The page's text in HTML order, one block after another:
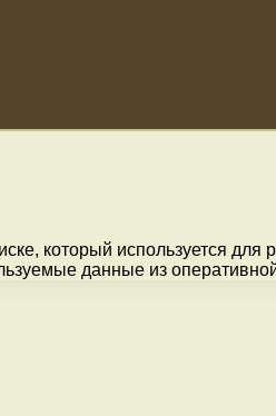
который используется
данные из